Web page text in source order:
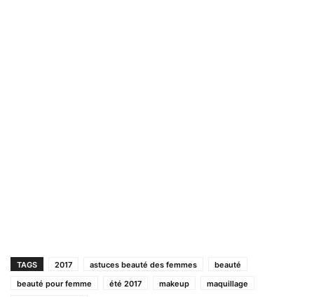
TAGS 2017 astuces beauté des femmes
beauté
beauté pour femme
été 2017 makeup
maquillage